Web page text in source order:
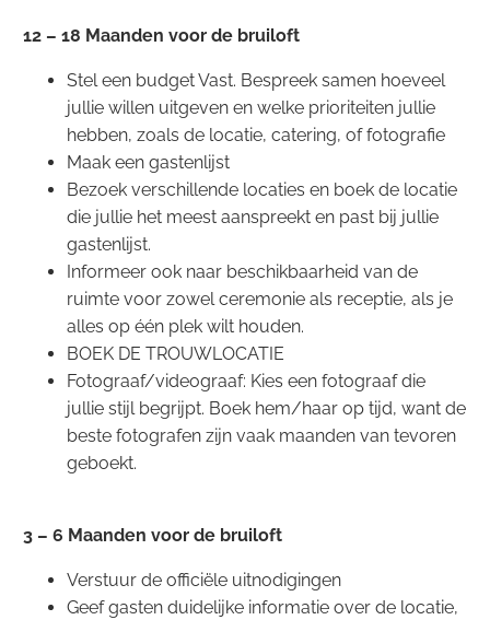
12 – 18 Maanden voor de bruiloft
Stel een budget Vast. Bespreek samen hoeveel
jullie willen uitgeven en welke prioriteiten jullie
hebben, zoals de locatie, catering, of fotografie
Maak een gastenlijst
Bezoek verschillende locaties en boek de locatie
die jullie het meest aanspreekt en past bij jullie
gastenlijst.
Informeer ook naar beschikbaarheid van de
ruimte voor zowel ceremonie als receptie, als je
alles op één plek wilt houden.
BOEK DE TROUWLOCATIE
Fotograaf/videograaf: Kies een fotograaf die
jullie stijl begrijpt. Boek hem/haar op tijd, want de
beste fotografen zijn vaak maanden van tevoren
geboekt.
3 – 6 Maanden voor de bruiloft
Verstuur de officiële uitnodigingen
Geef gasten duidelijke informatie over de locatie,